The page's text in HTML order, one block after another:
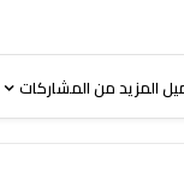
المزيد من المشاركات